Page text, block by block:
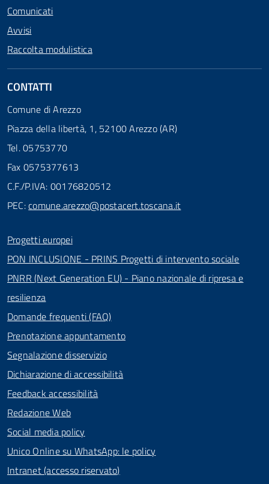
Comunicati
Avvisi
Raccolta modulistica
CONTATTI
Comune di Arezzo
Piazza della libertà, 1, 52100 Arezzo (AR)
Tel. 05753770
Fax 0575377613
C.F./P.IVA: 00176820512
PEC:comune.arezzo@postacert.toscana.it
Progetti europei
PON INCLUSIONE - PRINS Progetti di intervento sociale
PNRR (Next Generation EU) - Piano nazionale di ripresa e
resilienza
Domande frequenti (FAQ)
Prenotazione appuntamento
Segnalazione disservizio
Dichiarazione di accessibilità
Feedback accessibilità
Redazione Web
Social media policy
Unico Online su WhatsApp: le policy
Intranet (accesso riservato)